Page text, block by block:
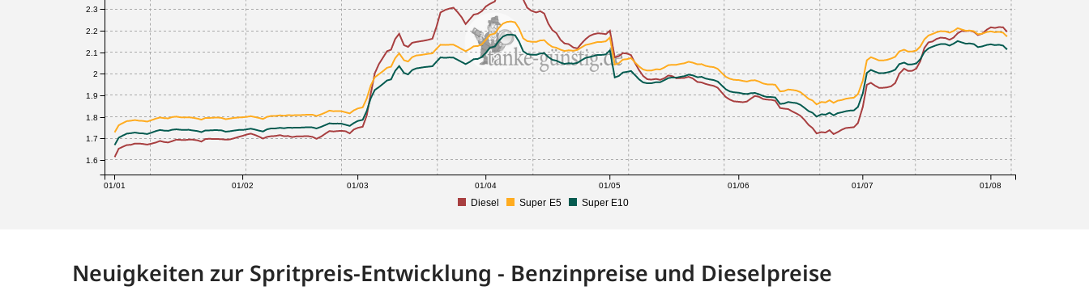
01/01 01/02 01/03 01/04 01/05 01/06 01/07 01/08
1.6
1.7
1.8
1.9
2
2.1
2.2
2.3
Diesel Super E5 Super E10
Neuigkeiten zur Spritpreis-Entwicklung - Benzinpreise und Dieselpreise